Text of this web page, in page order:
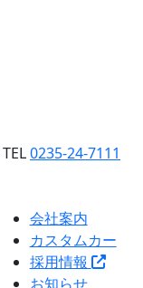
TEL0235-24-7111
会社案内
カスタムカー
採用情報
お知らせ